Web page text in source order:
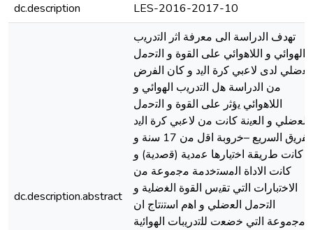
dc.description
LES-2016-2017-10
dc.description.abstract
ﺗﻬﺩﻑ ﺍﻟﺩﺭﺍﺳﺔ ﺍﻟﻰ ﻣﻌﺭﻓﺔ ﺍﺛﺭ ﺍﻟﺗﺩﺭﻳﺏ
ﺍﻟﻬﻭﺍﺋﻲ ﻭ ﺍﻟﻼﻫﻭﺍﺋﻲ ﻋﻠﻰ ﺍﻟﻘﻭﺓ ﻭ ﺍﻟﺗﺣﻣﻝ
ﻟﺩﻯ ﻻﻋﺑﻲ ﻛﺭﺓ ﺍﻟﻳﺩ ﻭ ﻛﺎﻥ ﺍﻟﻔﺭﺽ
ﻣﻥ ﺍﻟﺩﺭﺍﺳﺔ ﻫﻝ ﺍﻟﺗﺩﺭﻳﺏ ﺍﻟﻬﻭﺍﺋﻲ ﻭ
ﺍﻟﻼﻫﻭﺍﺋﻲ ﻳﺅﺛﺭ ﻋﻠﻰ ﺍﻟﻘﻭﺓ ﻭ ﺍﻟﺗﺣﻣﻝ
ﺍﻟﻌﺿﻠﻲ ﻭ ﺍﻟﻌﻳﻧﺔ ﻛﺎﻧﺕ ﻣﻥ ﻻﻋﺑﻲ ﻛﺭﺓ ﺍﻟﻳﺩ
ﻟﻔﺭﻳﻕ ﺍﻟﺳﺭﻳﻊ –ﺧﺭﻭﺑﺔ­ ﺍﻗﻝ ﻣﻥ 17 ﺳﻧﺔ ﻭ
ﻛﺎﻧﺕ ﻁﺭﻳﻘﺔ ﺍﺧﺗﻳﺎﺭﻫﺎ ﻋﻣﺩﻳﺔ (ﻗﺻﺩﻳﺔ) ﻭ
ﻛﺎﻧﺕ ﺍﻻﺩﺍﺓ ﺍﻟﻣﺳﺗﺧﺩﻣﺔ ﻣﺟﻣﻭﻋﺔ ﻣﻥ
ﺍﻻﺧﺗﺑﺎﺭﺍﺕ ﺍﻟﺗﻲ ﺗﻘﻳﺱ ﺍﻟﻘﻭﺓ ﺍﻟﻐﺿﻠﻳﺔ ﻭ
ﺍﻟﺗﺣﻣﻝ ﺍﻟﻌﺿﻠﻲ ﻭ ﺍﻫﻡ ﺍﺳﺗﻧﺗﺎﺝ ﺍﻥ
ﺍﻟﻣﺟﻣﻭﻋﺔ ﺍﻟﺗﻲ ﺧﺿﻌﺕ ﻟﻠﺗﺩﺭﻳﺑﺎﺕ ﺍﻟﻬﻭﺍﺋﻳﺔ